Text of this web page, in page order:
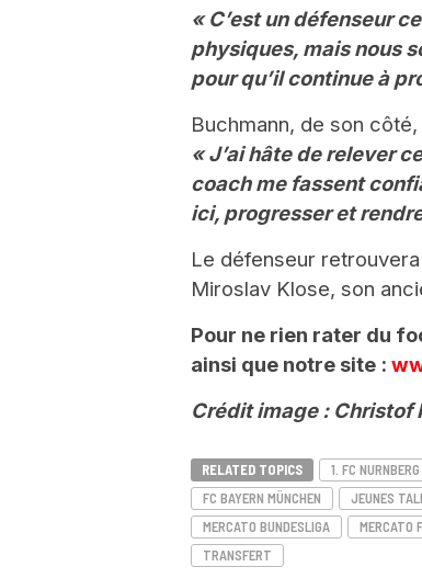
« C’est un défenseur
physiques, mais nous
pour qu’il continue à
Buchmann, de son
« J’ai hâte de relever
coach me fassent
ici, progresser et
Le défenseur
Miroslav Klose, son
Pour ne rien rater du
ainsi que notre site :
Crédit image : Christof
RELATED TOPICS 1. FC NURNBERG
FC BAYERN MÜNCHEN
JEUNES
MERCATO BUNDESLIGA
MERCATO
TRANSFERT